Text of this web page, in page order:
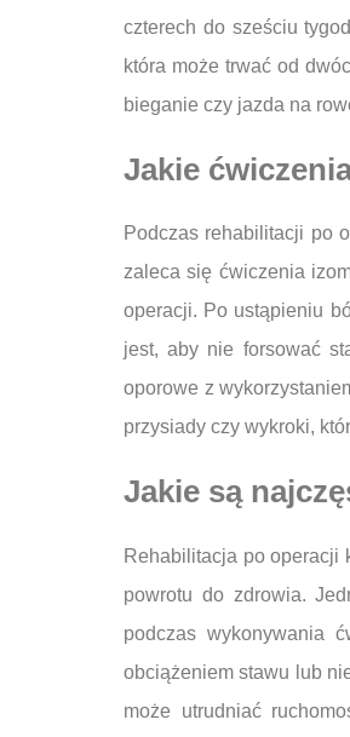
czterech do sześciu
która może trwać od
bieganie czy jazda na
Jakie
Podczas rehabilitacji po
zaleca się ćwiczenia
operacji. Po ustąpieniu
jest, aby nie forsować
oporowe z
przysiady czy wykroki,
Jakie są
Rehabilitacja po operacji
powrotu do zdrowia.
podczas wykonywania
obciążeniem stawu lub
może utrudniać